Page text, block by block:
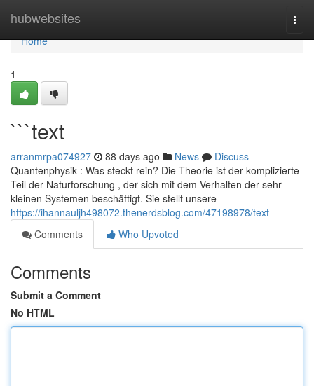
hubwebsites
Home
Home
1
```text
arranmrpa074927 88 days ago News
Discuss
Quantenphysik : Was steckt rein? Die Theorie ist der komplizierte
Teil der Naturforschung , der sich mit dem Verhalten der sehr
kleinen Systemen beschäftigt. Sie stellt unsere
https://ihannauljh498072.thenerdsblog.com/47198978/text
Comments
Who Upvoted
Comments
Submit a Comment
No HTML